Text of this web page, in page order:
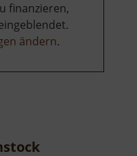
finanzieren,
ändern.